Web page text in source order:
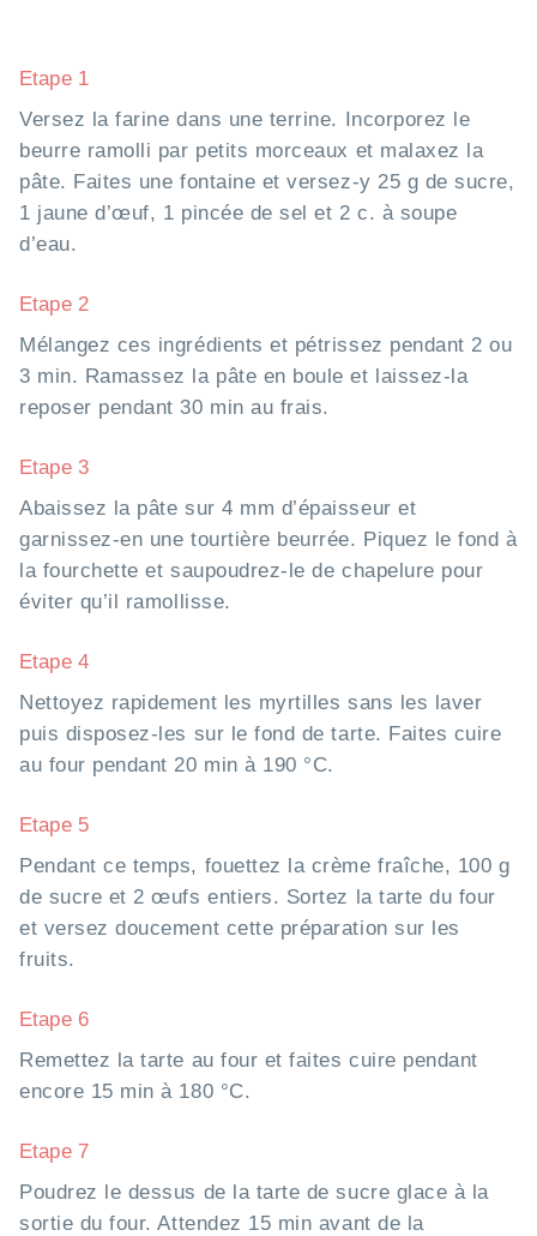
Etape 1
Versez la farine dans une terrine. Incorporez le
beurre ramolli par petits morceaux et malaxez la
pâte. Faites une fontaine et versez-y 25 g de sucre,
1 jaune d’œuf, 1 pincée de sel et 2 c. à soupe
d’eau.
Etape 2
Mélangez ces ingrédients et pétrissez pendant 2 ou
3 min. Ramassez la pâte en boule et laissez-la
reposer pendant 30 min au frais.
Etape 3
Abaissez la pâte sur 4 mm d’épaisseur et
garnissez-en une tourtière beurrée. Piquez le fond à
la fourchette et saupoudrez-le de chapelure pour
éviter qu’il ramollisse.
Etape 4
Nettoyez rapidement les myrtilles sans les laver
puis disposez-les sur le fond de tarte. Faites cuire
au four pendant 20 min à 190 °C.
Etape 5
Pendant ce temps, fouettez la crème fraîche, 100 g
de sucre et 2 œufs entiers. Sortez la tarte du four
et versez doucement cette préparation sur les
fruits.
Etape 6
Remettez la tarte au four et faites cuire pendant
encore 15 min à 180 °C.
Etape 7
Poudrez le dessus de la tarte de sucre glace à la
sortie du four. Attendez 15 min avant de la